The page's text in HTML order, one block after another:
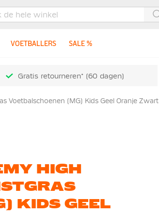
VOETBALLERS SALE %
Gratis retourneren* (60 dagen)
Voetbalschoenen (MG) Kids Geel Oranje Zwart
HIGH
KIDS GEEL